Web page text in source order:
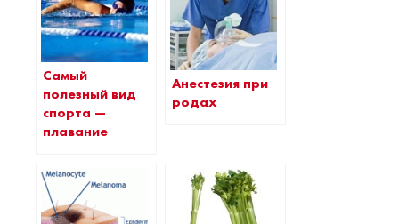
Самый
полезный вид
спорта —
плавание
Анестезия при
родах